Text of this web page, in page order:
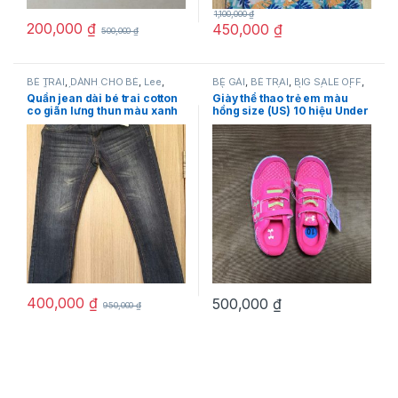
200,000 ₫ 500,000₫ 450,000 ₫
1,100,000₫
BÉ TRAI, DÀNH CHO BÉ, Lee,
QUẦN CÁC LOẠI
Quần jean dài bé trai cotton
co giãn lưng thun màu xanh
hiệu Lee size 10 hàng xách
tay mỹ
400,000 ₫ 950,000₫
BÉ GÁI, BÉ TRAI, BIG SALE OFF,
DÀNH CHO BÉ GIÀY DÉP ,GIÀY
DÉP,Under Armour
Giày thể thao trẻ em màu
hồng size (US) 10 hiệu Under
Armour
500,000 ₫